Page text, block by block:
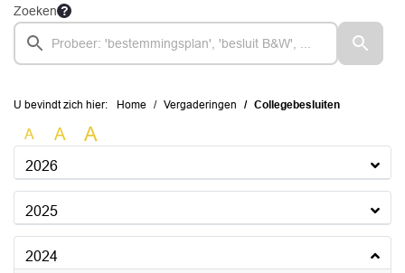
Zoeken
U bevindt zich hier: Home Vergaderingen Collegebesluiten
A A A
2026
2025
2024